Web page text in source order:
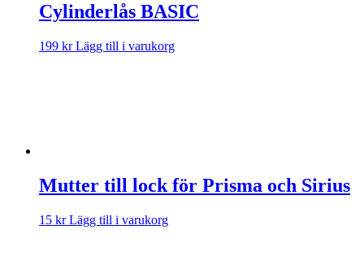
Cylinderlås BASIC
199 kr Lägg till i varukorg
Mutter till lock för Prisma och Sirius
15 kr Lägg till i varukorg